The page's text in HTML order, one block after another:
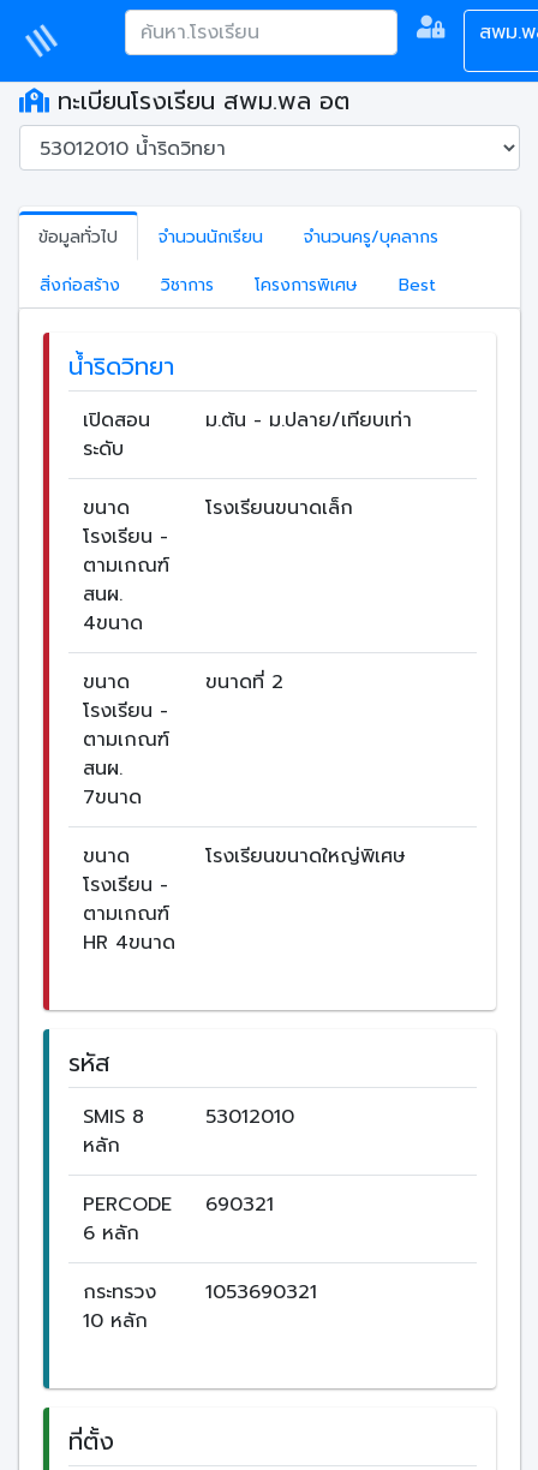
สพม.
ทะเบียนโรงเรียน สพม.พล อต
ข้อมูลทั่วไป จำนวนนักเรียน
จำนวนครู/บุคลากร
สิ่งก่อสร้าง
วิชาการ โครงการพิเศษ Best
น้ำริดวิทยา
เปิดสอน
ระดับ
ม.ต้น - ม.ปลาย/เทียบเท่า
ขนาด
โรงเรียน -
ตามเกณฑ์
สนผ.
4ขนาด
โรงเรียนขนาดเล็ก
ขนาด
โรงเรียน -
ตามเกณฑ์
สนผ.
7ขนาด
ขนาดที่ 2
ขนาด
โรงเรียน -
ตามเกณฑ์
HR 4ขนาด
โรงเรียนขนาดใหญ่พิเศษ
รหัส
SMIS 8
หลัก
53012010
PERCODE
6 หลัก
690321
กระทรวง
10 หลัก
1053690321
ที่ตั้ง